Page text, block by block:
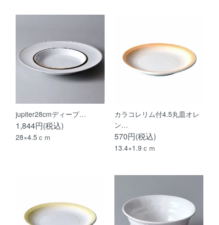
jupiter28cmディープ…
1,844円(税込)
28×4.5ｃｍ
カラコレリム付4.5丸皿オレ
ン…
570円(税込)
13.4×1.9ｃｍ